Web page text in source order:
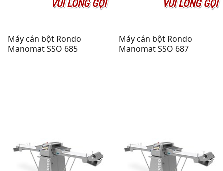
VUI LÒNG GỌI
Máy cán bột Rondo
Manomat SSO 685
VUI LÒNG GỌI
Máy cán bột Rondo
Manomat SSO 687